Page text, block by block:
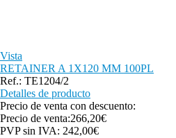
Vista
RETAINER A 1X120 MM 100PL
Ref.: TE1204/2
Detalles de producto
Precio de venta con descuento:
Precio de venta:266,20€
PVP sin IVA: 242,00€